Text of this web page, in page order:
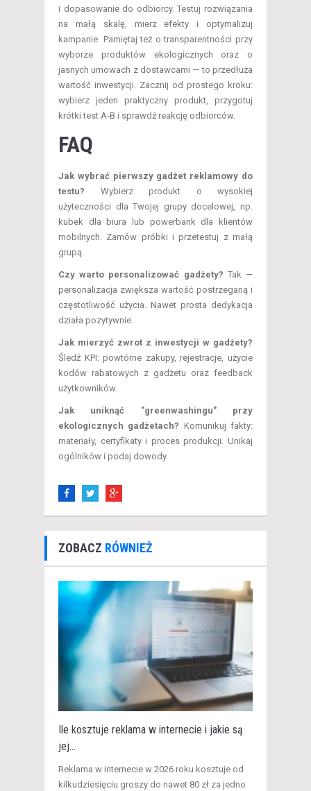
i dopasowanie do odbiorcy. Testuj rozwiązania
na małą skalę, mierz efekty i optymalizuj
kampanie. Pamiętaj też o transparentności przy
wyborze produktów ekologicznych oraz o
jasnych umowach z dostawcami — to przedłuża
wartość inwestycji. Zacznij od prostego kroku:
wybierz jeden praktyczny produkt, przygotuj
krótki test A‑B i sprawdź reakcję odbiorców.
FAQ
Jak wybrać pierwszy gadżet reklamowy do
testu? Wybierz produkt o wysokiej
użyteczności dla Twojej grupy docelowej, np.
kubek dla biura lub powerbank dla klientów
mobilnych. Zamów próbki i przetestuj z małą
grupą.
Czy warto personalizować gadżety? Tak —
personalizacja zwiększa wartość postrzeganą i
częstotliwość użycia. Nawet prosta dedykacja
działa pozytywnie.
Jak mierzyć zwrot z inwestycji w gadżety?
Śledź KPI: powtórne zakupy, rejestracje, użycie
kodów rabatowych z gadżetu oraz feedback
użytkowników.
Jak uniknąć "greenwashingu" przy
ekologicznych gadżetach? Komunikuj fakty:
materiały, certyfikaty i proces produkcji. Unikaj
ogólników i podaj dowody.
ZOBACZ RÓWNIEŻ
Ile kosztuje reklama w internecie i jakie są
jej...
​Reklama w internecie w 2026 roku kosztuje od
kilkudziesięciu groszy do nawet 80 zł za jedno